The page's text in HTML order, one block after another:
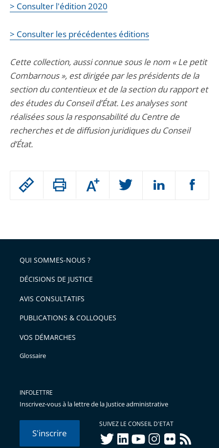
Passer
arriver
après
Augmenter
ou
l'article
pour
avant
> Consulter l'édition 2020
> Consulter les précédentes éditions
Cette collection, aussi connue sous le nom « Le petit
Combarnous », est dirigée par les présidents de la
section du contentieux et de la section du rapport et
des études du Conseil d’État. Les analyses sont
réalisées sous la responsabilité du Centre de
recherches et de diffusion juridiques du Conseil
d’État.
QUI SOMMES-NOUS ?
DÉCISIONS DE JUSTICE
AVIS CONSULTATIFS
PUBLICATIONS & COLLOQUES
VOS DÉMARCHES
Glossaire
INFOLETTRE
Inscrivez-vous à la lettre de la Justice administrative
S'inscrire
SUIVEZ LE CONSEIL D'ETAT
twitterlinkedInyoutubeinstagram
flickr rss